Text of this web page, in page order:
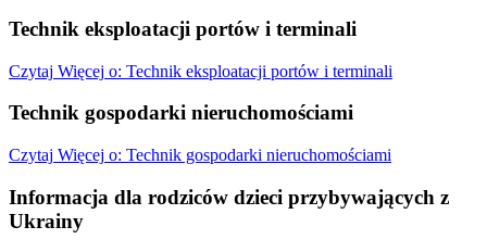
Technik eksploatacji portów i terminali
Czytaj Więcej o: Technik eksploatacji portów i terminali
Technik gospodarki nieruchomościami
Czytaj Więcej o: Technik gospodarki nieruchomościami
Informacja dla rodziców dzieci przybywających z
Ukrainy